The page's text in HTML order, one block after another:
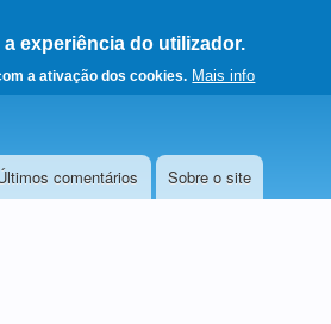
experiência do utilizador.
a ativação dos cookies. Mais info
página principal
comentários Sobre o site